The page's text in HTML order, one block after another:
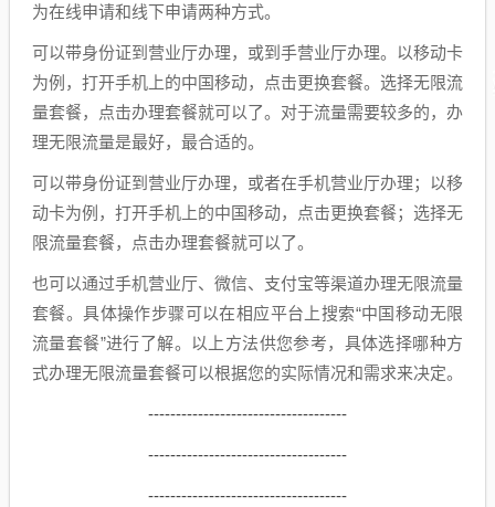
为在线申请和线下申请两种方式。
可以带身份证到营业厅办理，或到手营业厅办理。以移动卡
为例，打开手机上的中国移动，点击更换套餐。选择无限流
量套餐，点击办理套餐就可以了。对于流量需要较多的，办
理无限流量是最好，最合适的。
可以带身份证到营业厅办理，或者在手机营业厅办理；以移
动卡为例，打开手机上的中国移动，点击更换套餐；选择无
限流量套餐，点击办理套餐就可以了。
也可以通过手机营业厅、微信、支付宝等渠道办理无限流量
套餐。具体操作步骤可以在相应平台上搜索“中国移动无限
流量套餐”进行了解。以上方法供您参考，具体选择哪种方
式办理无限流量套餐可以根据您的实际情况和需求来决定。
------------------------------------
------------------------------------
------------------------------------